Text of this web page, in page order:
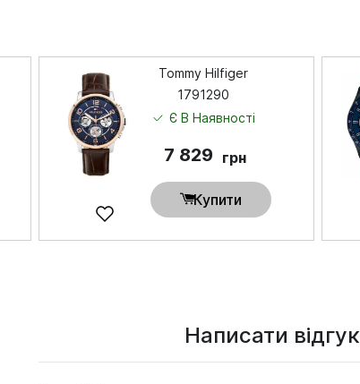
Tommy Hilfiger
1791290
Є В Наявності
7 829 грн
Купити
Написати відгук